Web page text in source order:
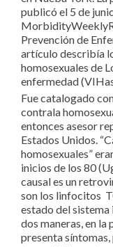
publicó el 5 de
Prevención de
artículo describía
homosexuales de
enfermedad
Fue catalogado
contrala
entonces asesor
Estados Unidos.
homosexuales”
inicios de los 80
causal es un
son los linfocitos
estado del
dos maneras, en la
presenta